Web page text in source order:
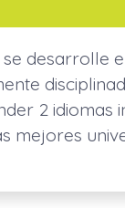
desarrolle
2 idiomas
mejores